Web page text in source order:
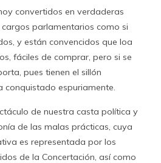
convertidos en verdaderas
parlamentarios como si
y están convencidos que loa
fáciles de comprar, pero si se
pues tienen el sillón
conquistado espuriamente.
de nuestra casta política y
de las malas prácticas, cuya
es representada por los
de la Concertación, así como